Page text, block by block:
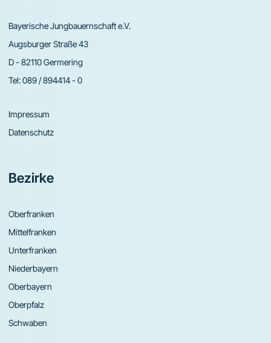
Bayerische Jungbauernschaft e.V.
Augsburger Straße 43
D - 82110 Germering
Tel:089 / 894414 - 0
Impressum
Datenschutz
Bezirke
Oberfranken
Mittelfranken
Unterfranken
Niederbayern
Oberbayern
Oberpfalz
Schwaben